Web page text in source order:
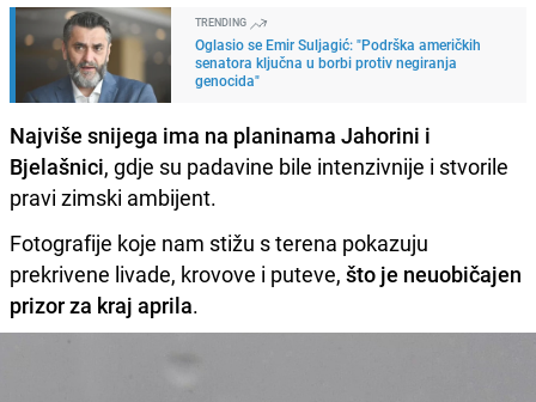
TRENDING
Oglasio se Emir Suljagić: "Podrška američkih
senatora ključna u borbi protiv negiranja
genocida"
Najviše snijega ima na planinama Jahorini i
Bjelašnici, gdje su padavine bile intenzivnije i stvorile
pravi zimski ambijent.
Fotografije koje nam stižu s terena pokazuju
prekrivene livade, krovove i puteve, što je neuobičajen
prizor za kraj aprila.